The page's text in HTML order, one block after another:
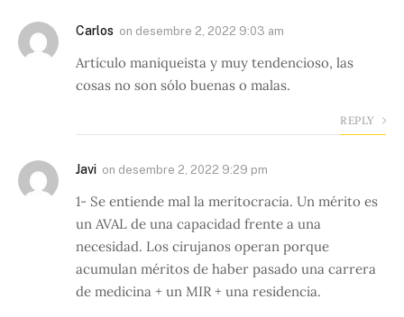
Carlos on desembre 2, 2022 9:03 am
Artículo maniqueista y muy tendencioso, las
cosas no son sólo buenas o malas.
REPLY
Javi on desembre 2, 2022 9:29 pm
1- Se entiende mal la meritocracia. Un mérito es
un AVAL de una capacidad frente a una
necesidad. Los cirujanos operan porque
acumulan méritos de haber pasado una carrera
de medicina + un MIR + una residencia.